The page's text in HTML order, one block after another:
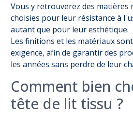
Vous y retrouverez des matières
choisies pour leur résistance à
autant que pour leur esthétique.
Les finitions et les matériaux
exigence, afin de garantir des
les années sans perdre de leur
Comment bien
tête de lit tissu ?